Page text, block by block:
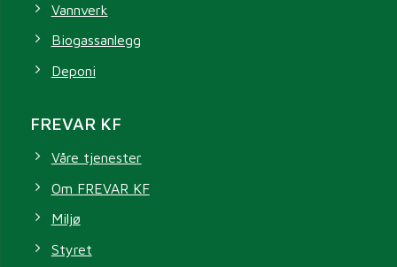
Vannverk
Biogassanlegg
Deponi
FREVAR KF
Våre tjenester
Om FREVAR KF
Miljø
Styret